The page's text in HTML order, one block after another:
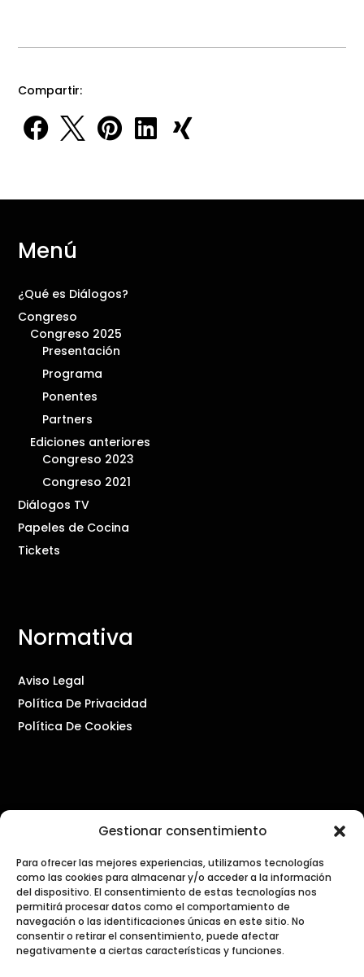
Gestionar consentimiento
Para ofrecer las mejores experiencias, utilizamos tecnologías
como las cookies para almacenar y/o acceder a la información
del dispositivo. El consentimiento de estas tecnologías nos
permitirá procesar datos como el comportamiento de
navegación o las identificaciones únicas en este sitio. No
consentir o retirar el consentimiento, puede afectar
negativamente a ciertas características y funciones.
Compartir:
    
Menú
¿Qué es Diálogos?
Congreso
Congreso 2025
Presentación
Programa
Ponentes
Partners
Ediciones anteriores
Congreso 2023
Congreso 2021
Diálogos TV
Papeles de Cocina
Tickets
Normativa
Aviso Legal
Política De Privacidad
Política De Cookies
Contacto
PRENSA Y COMUNICACIÓN
press@dialogosdecocina.com
GENERAL
info@dialogosdecocina.com